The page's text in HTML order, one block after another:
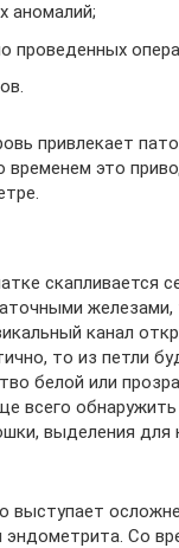
аномалий;
проведенных
привлекает
временем это
скапливается
железами,
канал
то из петли
белой или
всего обнаружить
выделения для
выступает
Со